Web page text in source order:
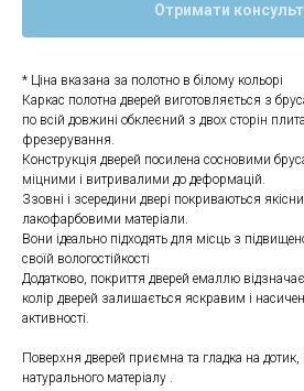
Отримати
* Ціна вказана за полотно в білому кольорі
Каркас полотна дверей виготовляється з
по всій довжині обклеєний з двох сторін
фрезерування.
Конструкція дверей посилена сосновими
міцними і витривалими до деформацій.
Ззовні і зсередини двері покриваються
лакофарбовими матеріали.
Вони ідеально підходять для місць з
своїй вологостійкості
Додатково, покриття дверей емаллю
колір дверей залишається яскравим і
активності.
Поверхня дверей приємна та гладка на дотик,
натурального матеріалу .